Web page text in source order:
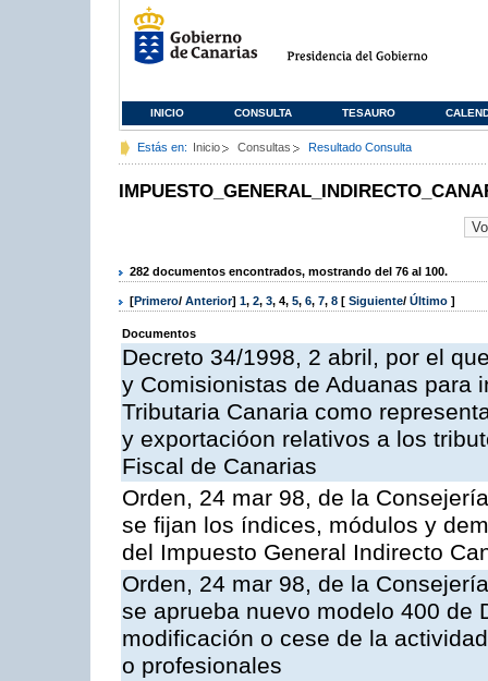
INICIO CONSULTA TESAURO
Estás en: Inicio Consultas Resultado Consulta
282 documentos encontrados, mostrando del 76 al 100.
[Primero/ Anterior] 1, 2, 3, 4, 5, 6, 7, 8 [ Siguiente/ Último ]
Documentos
Decreto 34/1998, 2 abril, por el
y Comisionistas de Aduanas para
Tributaria Canaria como
y exportacióon relativos a los
Fiscal de Canarias
Orden, 24 mar 98, de la
se fijan los índices, módulos y
del Impuesto General Indirecto
Orden, 24 mar 98, de la
se aprueba nuevo modelo 400 de
modificación o cese de la
o profesionales